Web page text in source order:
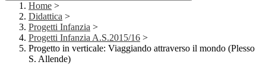
Home >
Didattica >
Progetti Infanzia >
Progetti Infanzia A.S.2015/16 >
Progetto in verticale: Viaggiando attraverso il mondo (Plesso
S. Allende)